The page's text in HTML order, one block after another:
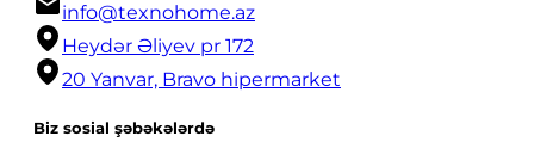
info@texnohome.az
Heydər Əliyev pr 172
20 Yanvar, Bravo hipermarket
Biz sosial şəbəkələrdə